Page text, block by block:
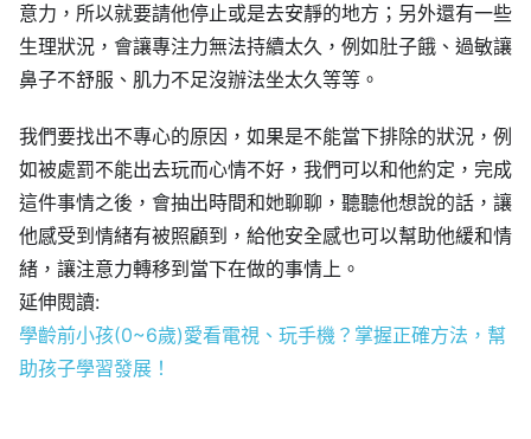
意力，所以就要請他停止或是去安靜的地方；另外還有一些
生理狀況，會讓專注力無法持續太久，例如肚子餓、過敏讓
鼻子不舒服、肌力不足沒辦法坐太久等等。
我們要找出不專心的原因，如果是不能當下排除的狀況，例
如被處罰不能出去玩而心情不好，我們可以和他約定，完成
這件事情之後，會抽出時間和她聊聊，聽聽他想說的話，讓
他感受到情緒有被照顧到，給他安全感也可以幫助他緩和情
緒，讓注意力轉移到當下在做的事情上。
延伸閱讀:
學齡前小孩(0~6歲)愛看電視、玩手機？掌握正確方法，幫
助孩子學習發展！